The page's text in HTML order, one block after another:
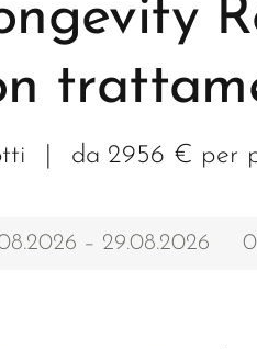
da 2956 € per
– 29.08.2026